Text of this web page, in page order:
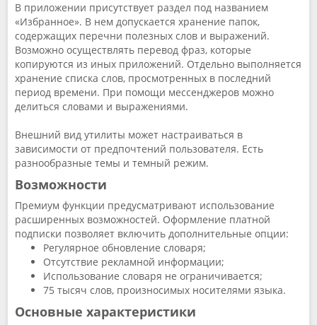
В приложении присутствует раздел под названием
«Избранное». В нем допускается хранение папок,
содержащих перечни полезных слов и выражений.
Возможно осуществлять перевод фраз, которые
копируются из иных приложений. Отдельно выполняется
хранение списка слов, просмотренных в последний
период времени. При помощи мессенджеров можно
делиться словами и выражениями.
Внешний вид утилиты может настраиваться в
зависимости от предпочтений пользователя. Есть
разнообразные темы и темный режим.
Возможности
Премиум функции предусматривают использование
расширенных возможностей. Оформление платной
подписки позволяет включить дополнительные опции:
Регулярное обновление словаря;
Отсутствие рекламной информации;
Использование словаря не ограничивается;
75 тысяч слов, произносимых носителями языка.
Основные характеристики